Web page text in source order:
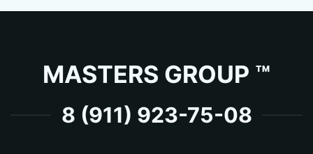
MASTERS GROUP ™
8 (911) 923-75-08